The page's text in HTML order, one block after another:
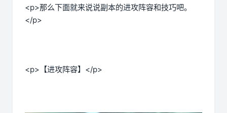
<p>那么下面就来说说副本的进攻阵容和技巧吧。
</p>
<p>【进攻阵容】</p>